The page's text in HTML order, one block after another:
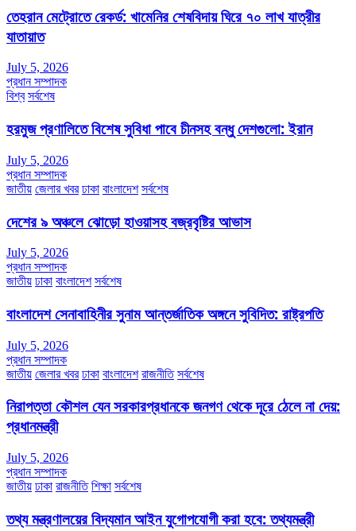
তেহরান মেট্রোতে রেকর্ড: খামেনির শেষবিদায় ঘিরে ৭০ লাখ যাত্রীর
যাতায়াত
July 5, 2026
প্রধান সম্পাদক
বিশ্ব সর্বশেষ
হরমুজ প্রণালিতে বিশেষ সুবিধা পাবে চীনসহ বন্ধু দেশগুলো: ইরান
July 5, 2026
প্রধান সম্পাদক
জাতীয় জেলার খবর ঢাকা বাংলাদেশ সর্বশেষ
দেশের ৯ অঞ্চলে ঝোড়ো হাওয়াসহ বজ্রবৃষ্টির আভাস
July 5, 2026
প্রধান সম্পাদক
জাতীয় ঢাকা বাংলাদেশ সর্বশেষ
বাংলাদেশ সেনাবাহিনীর সুনাম আন্তর্জাতিক অঙ্গনে সুবিদিত: রাষ্ট্রপতি
July 5, 2026
প্রধান সম্পাদক
জাতীয় জেলার খবর ঢাকা বাংলাদেশ রাজনীতি সর্বশেষ
নিরাপত্তা কৌশল যেন সরকারপ্রধানকে জনগণ থেকে দূরে ঠেলে না দেয়:
প্রধানমন্ত্রী
July 5, 2026
প্রধান সম্পাদক
জাতীয় ঢাকা রাজনীতি শিক্ষা সর্বশেষ
তথ্য মন্ত্রণালয়ের বিদ্যমান আইন যুগোপযোগী করা হবে: তথ্যমন্ত্রী